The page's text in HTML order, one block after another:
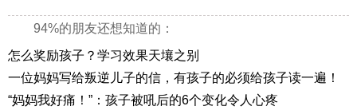
94%的朋友还想知道的：
怎么奖励孩子？学习效果天壤之别
一位妈妈写给叛逆儿子的信，有孩子的必须给孩子读一遍！
“妈妈我好痛！”：孩子被吼后的6个变化令人心疼